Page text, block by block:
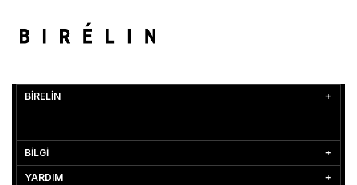
BİRELİN
BİLGİ
YARDIM